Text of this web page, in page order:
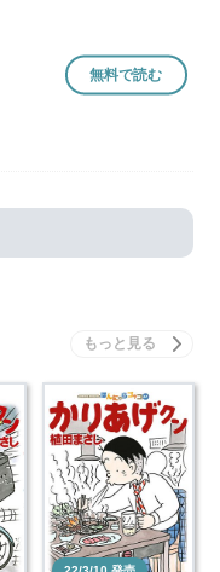
無料で読む